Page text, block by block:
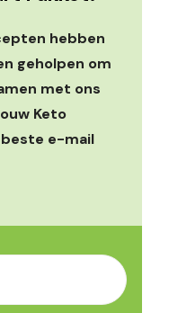
hebben
geholpen om
met ons
Keto
beste e-mail